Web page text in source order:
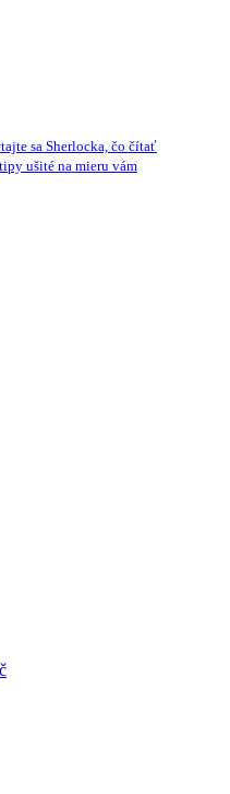
sa Sherlocka, čo čítať
ušité na mieru vám